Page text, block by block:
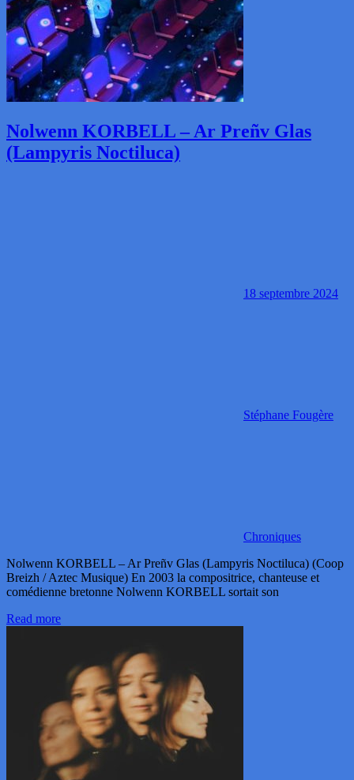
Nolwenn KORBELL – Ar Preñv Glas
(Lampyris Noctiluca)
18 septembre 2024
Stéphane Fougère
Chroniques
Nolwenn KORBELL – Ar Preñv Glas (Lampyris Noctiluca) (Coop
Breizh / Aztec Musique) En 2003 la compositrice, chanteuse et
comédienne bretonne Nolwenn KORBELL sortait son
Read more